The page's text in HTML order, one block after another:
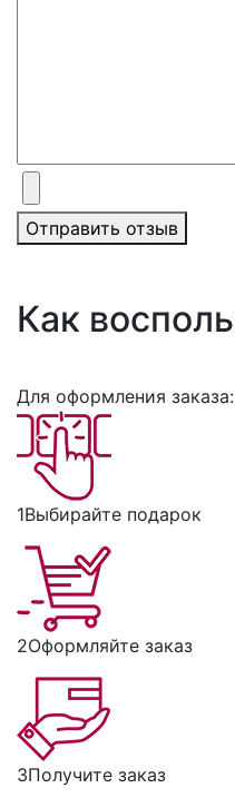
Отправить отзыв
Как
Для оформления заказа:
1Выбирайте подарок
2Оформляйте заказ
3Получите заказ